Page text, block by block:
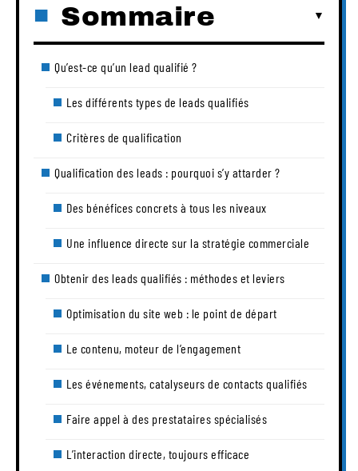
Sommaire
Qu’est-ce qu’un lead qualifié ?
Les différents types de leads qualifiés
Critères de qualification
Qualification des leads : pourquoi s’y attarder ?
Des bénéfices concrets à tous les niveaux
Une influence directe sur la stratégie commerciale
Obtenir des leads qualifiés : méthodes et leviers
Optimisation du site web : le point de départ
Le contenu, moteur de l’engagement
Les événements, catalyseurs de contacts qualifiés
Faire appel à des prestataires spécialisés
L’interaction directe, toujours efficace